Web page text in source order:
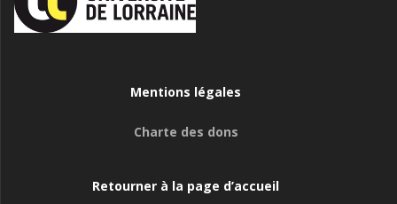
Mentions légales
Charte des dons
Retourner à la page d’accueil